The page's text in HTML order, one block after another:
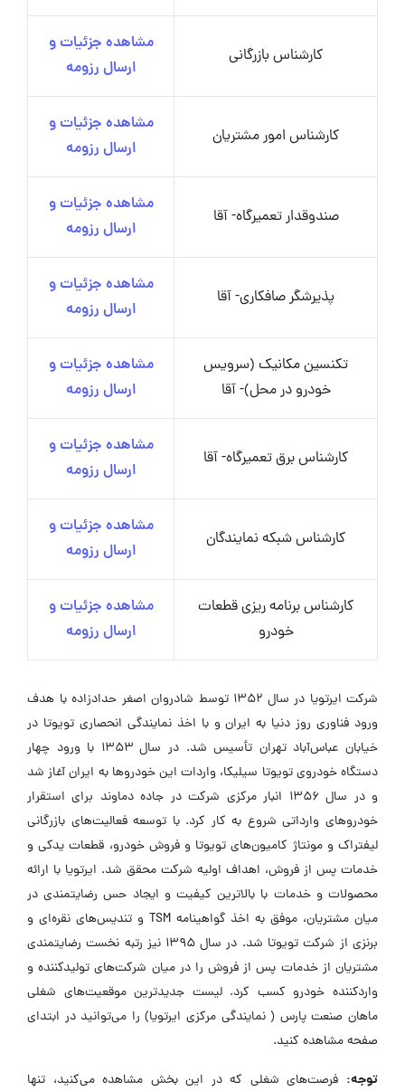
کارشناس بازرگانی
مشاهده جزئیات و
ارسال رزومه
کارشناس امور مشتریان
مشاهده جزئیات و
ارسال رزومه
صندوقدار تعمیرگاه- آقا
مشاهده جزئیات و
ارسال رزومه
پذیرشگر صافکاری- آقا
مشاهده جزئیات و
ارسال رزومه
تکنسین مکانیک (سرویس
خودرو در محل)- آقا
مشاهده جزئیات و
ارسال رزومه
کارشناس برق تعمیرگاه- آقا
مشاهده جزئیات و
ارسال رزومه
کارشناس شبکه نمایندگان
مشاهده جزئیات و
ارسال رزومه
کارشناس برنامه ریزی قطعات
خودرو
مشاهده جزئیات و
ارسال رزومه
شرکت ایرتویا در سال ۱۳۵۲ توسط شادروان اصغر حدادزاده با هدف
ورود فناوری روز دنیا به ایران و با اخذ نمایندگی انحصاری تویوتا در
خیابان عباس‌آباد تهران تأسیس شد. در سال ۱۳۵۳ با ورود چهار
دستگاه خودروی تویوتا سیلیکا، واردات این خودروها به ایران آغاز شد
و در سال ۱۳۵۶ انبار مرکزی شرکت در جاده دماوند برای استقرار
خودروهای وارداتی شروع به کار کرد. با توسعه فعالیت‌های بازرگانی
لیفتراک و مونتاژ کامیون‌های تویوتا و فروش خودرو، قطعات یدکی و
خدمات پس از فروش، اهداف اولیه شرکت محقق شد. ایرتویا با ارائه
محصولات و خدمات با بالاترین کیفیت و ایجاد حس رضایتمندی در
میان مشتریان، موفق به اخذ گواهینامه TSM و تندیس‌های نقره‌ای و
برنزی از شرکت تویوتا شد. در سال ۱۳۹۵ نیز رتبه نخست رضایتمندی
مشتریان از خدمات پس از فروش را در میان شرکت‌های تولیدکننده و
واردکننده خودرو کسب کرد. لیست جدیدترین موقعیت‌های شغلی
ماهان صنعت پارس ( نمایندگی مرکزی ایرتویا) را می‌توانید در ابتدای
صفحه مشاهده کنید.
توجه: فرصت‌های شغلی که در این بخش مشاهده می‌کنید، تنها